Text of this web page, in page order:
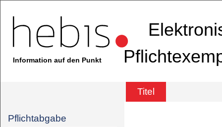
Information auf den Punkt
Titel
Pflichtabgabe